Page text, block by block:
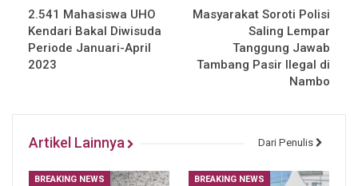
2.541 Mahasiswa UHO
Kendari Bakal Diwisuda
Periode Januari-April
2023
Masyarakat Soroti Polisi
Saling Lempar
Tanggung Jawab
Tambang Pasir Ilegal di
Nambo
Artikel Lainnya Dari Penulis
BREAKING NEWS BREAKING NEWS